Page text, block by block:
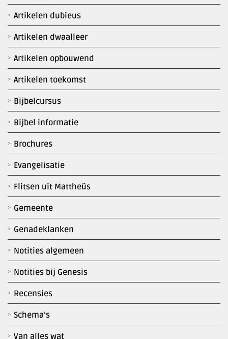
Artikelen dubieus
Artikelen dwaalleer
Artikelen opbouwend
Artikelen toekomst
Bijbelcursus
Bijbel informatie
Brochures
Evangelisatie
Flitsen uit Mattheüs
Gemeente
Genadeklanken
Notities algemeen
Notities bij Genesis
Recensies
Schema’s
Van alles wat